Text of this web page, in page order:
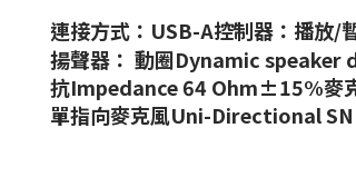
連接方式：USB-A控制器：播放/
揚聲器： 動圈Dynamic
抗Impedance 64 Ohm±15%麥
單指向麥克風Uni-Directional